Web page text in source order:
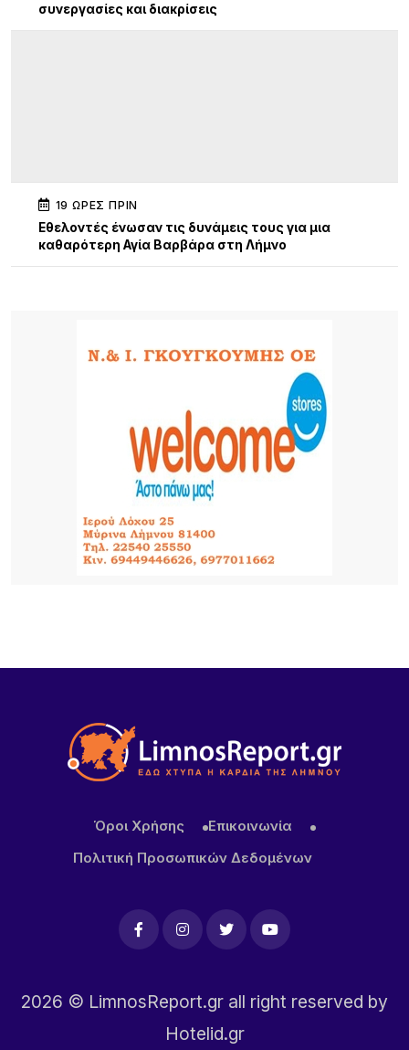
συνεργασίες και διακρίσεις
19 ΏΡΕΣ ΠΡΙΝ
Εθελοντές ένωσαν τις δυνάμεις τους για μια
καθαρότερη Αγία Βαρβάρα στη Λήμνο
επιβάτες στο επτάμηνο
Όταν τα παιδιά γίνονται παράδειγμα: Συγκινητική
πρωτοβουλία αγάπης στη Νέα Μάδυτο
22 ΏΡΕΣ ΠΡΙΝ
Η Νατάσσα Μποφίλιου έφτασε στη Λήμνο – Θερμή
υποδοχή από τους αθλητές του ΑΟ Ηφαιστίας
πριν τη μεγάλη αποψινή συναυλία(Βίντεο)
Όροι Χρήσης
Επικοινωνία
Πολιτική Προσωπικών Δεδομένων
2026 © LimnosReport.gr all right reserved by
Hotelid.gr